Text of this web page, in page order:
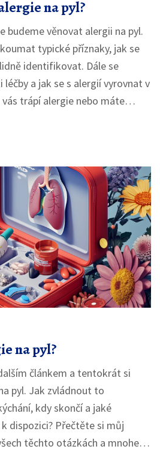
na pyl?
budeme věnovat alergii na pyl.
typické příznaky, jak se
identifikovat. Dále se
a jak se s alergií vyrovnat v
trápí alergie nebo máte
na pyl?
článkem a tentokrát si
pyl. Jak zvládnout to
kdy skončí a jaké
dispozici? Přečtěte si můj
těchto otázkách a mnohem